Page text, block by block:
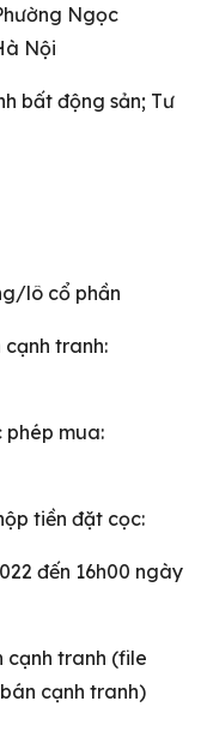
Ngọc
Nội
bất động sản; Tư
lô cổ phần
tranh:
phép mua:
tiền đặt cọc:
đến 16h00 ngày
cạnh tranh (file
cạnh tranh)